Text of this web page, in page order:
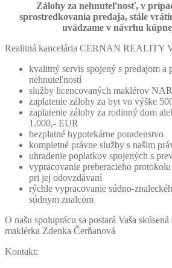
Zálohy za nehnuteľnosť, v
sprostredkovania predaja, stále
uvádzame v návrhu
Realitná kancelária CERNAN REALITY
kvalitný servis spojený s predajom a
nehnuteľností
služby licencovaných maklérov
zaplatenie zálohy za byt vo výške
zaplatenie zálohy za rodinný dom
1.000,- EUR
bezplatné hypotekárne poradenstvo
kompletné právne služby s našim
uhradenie poplatkov spojených s
vypracovanie preberacieho
pri jej odovzdávaní
rýchle vypracovanie súdno-
súdnym znalcom
O našu spoluprácu sa postará Vaša
maklérka Zdenka Čerňanová
Kontakt: